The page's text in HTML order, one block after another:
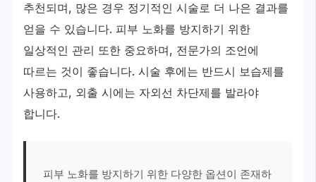
추천되며, 많은 경우 정기적인 시술로 더 나은 결과를
얻을 수 있습니다. 피부 노화를 방지하기 위한
일상적인 관리 또한 중요하며, 전문가의 조언에
따르는 것이 좋습니다. 시술 후에는 반드시 보습제를
사용하고, 외출 시에는 자외선 차단제를 발라야
합니다.
피부 노화를 방지하기 위한 다양한 옵션이 존재하